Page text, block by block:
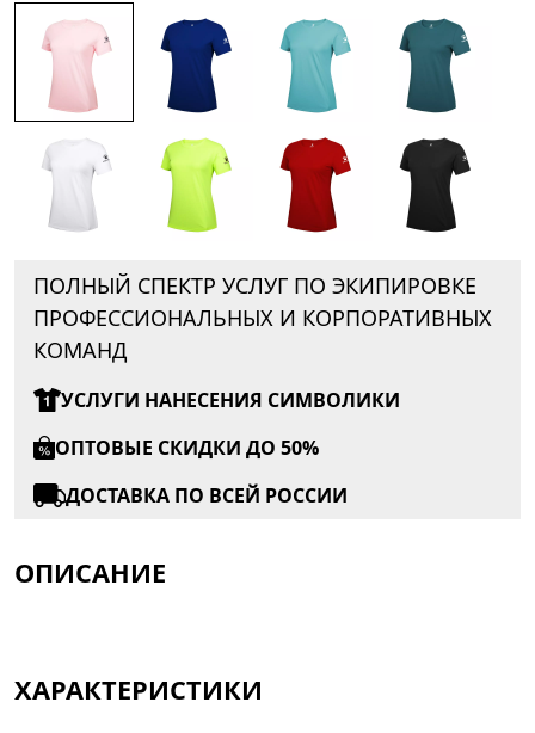
ПОЛНЫЙ СПЕКТР УСЛУГ ПО ЭКИПИРОВКЕ
ПРОФЕССИОНАЛЬНЫХ И КОРПОРАТИВНЫХ
КОМАНД
УСЛУГИ НАНЕСЕНИЯ СИМВОЛИКИ
ОПТОВЫЕ СКИДКИ ДО 50%
ДОСТАВКА ПО ВСЕЙ РОССИИ
ОПИСАНИЕ
ХАРАКТЕРИСТИКИ